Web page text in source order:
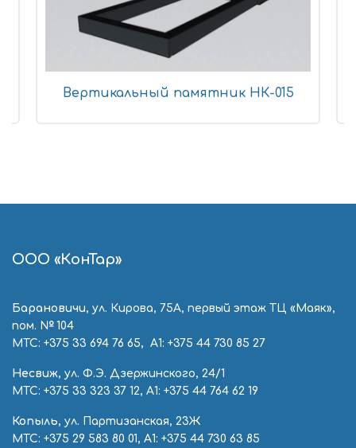
Вертикальный памятник НК-015
ООО «КонТар»
Барановичи, ул. Кирова, 75А, первый этаж ТЦ «Маяк»,
пом. № 104
МТС: +375 33 694 76 65, А1: +375 44 730 85 27
Несвиж, ул. Ф.Э. Дзержинского, 24/1
МТС: +375 33 323 37 12, А1: +375 44 764 62 19
Копыль, ул. Партизанская, 23Ж
МТС: +375 29 583 80 01, А1: +375 44 730 63 85